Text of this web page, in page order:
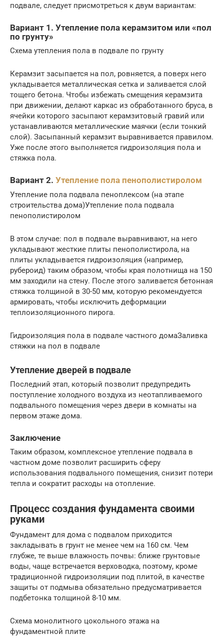
подвале, следует присмотреться к двум вариантам:
Вариант 1. Утепление пола керамзитом или «пол
по грунту»
Схема утепления пола в подвале по грунту
Керамзит засыпается на пол, ровняется, а поверх него
укладывается металлическая сетка и заливается слой
тощего бетона. Чтобы избежать смещения керамзита
при движении, делают каркас из обработанного бруса, в
ячейки которого засыпают керамзитовый гравий или
устанавливаются металлические маячки (если тонкий
слой). Засыпанный керамзит выравнивается правилом.
Уже после этого выполняется гидроизоляция пола и
стяжка пола.
Вариант 2. Утепление пола пенополистиролом
Утепление пола подвала пеноплексом (на этапе
строительства дома)Утепление пола подвала
пенополистиролом
В этом случае: пол в подвале выравнивают, на него
укладывают жесткие плиты пенополистирола, на
плиты укладывается гидроизоляция (например,
рубероид) таким образом, чтобы края полотнища на 150
мм заходили на стену. После этого заливается бетонная
стяжка толщиной в 30-50 мм, которую рекомендуется
армировать, чтобы исключить деформации
теплоизоляционного пирога.
Гидроизоляция пола в подвале частного домаЗаливка
стяжки на пол в подвале
Утепление дверей в подвале
Последний этап, который позволит предупредить
поступление холодного воздуха из неотапливаемого
подвального помещения через двери в комнаты на
первом этаже дома.
Заключение
Таким образом, комплексное утепление подвала в
частном доме позволит расширить сферу
использования подвального помещения, снизит потери
тепла и сократит расходы на отопление.
Процесс создания фундамента своими
руками
Фундамент для дома с подвалом приходится
закладывать в грунт не менее чем на 160 см. Чем
глубже, те выше влажность почвы: ближе грунтовые
воды, чаще встречается верховодка, поэтому, кроме
традиционной гидроизоляции под плитой, в качестве
защиты от подмыва обязательно предусматривается
подбетонка толщиной 8-10 мм.
Схема монолитного цокольного этажа на
фундаментной плите